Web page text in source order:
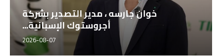
خوان جارسه ، مدير التصدير بشركة
أجروستوك الإسبانية...
2026-08-07